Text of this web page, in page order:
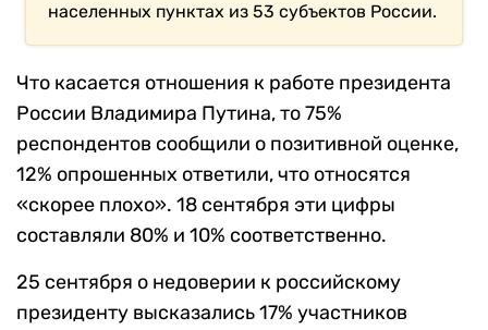
населенных пунктах из 53 субъектов России.
Что касается отношения к работе президента
России Владимира Путина, то 75%
респондентов сообщили о позитивной оценке,
12% опрошенных ответили, что относятся
«скорее плохо». 18 сентября эти цифры
составляли 80% и 10% соответственно.
25 сентября о недоверии к российскому
президенту высказались 17% участников